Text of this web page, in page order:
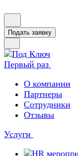
Подать заявку
Первый раз
О компании
Партнеры
Сотрудники
Отзывы
Услуги